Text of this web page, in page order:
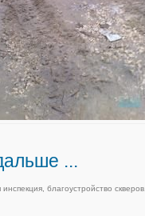
...
, благоустройство скверов,